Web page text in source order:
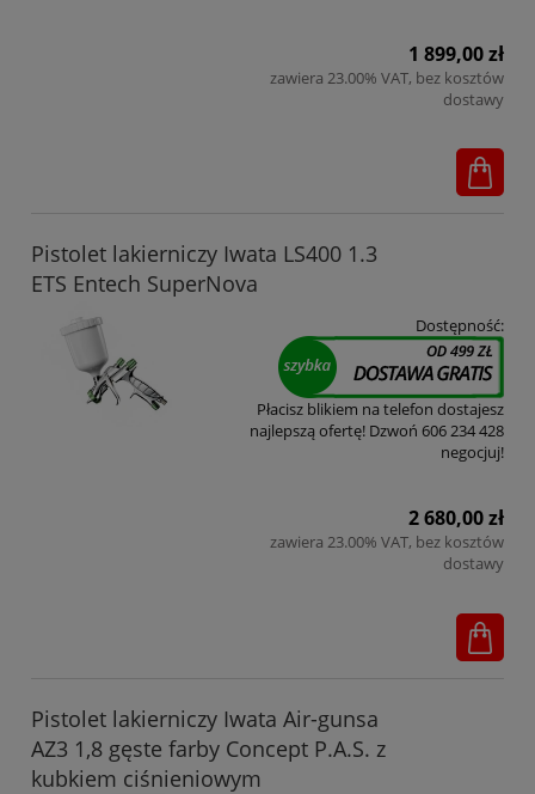
1 899,00 zł
zawiera 23.00% VAT, bez kosztów
dostawy
Pistolet lakierniczy Iwata LS400 1.3
ETS Entech SuperNova
Dostępność:
Płacisz blikiem na telefon dostajesz
najlepszą ofertę! Dzwoń 606 234 428
negocjuj!
2 680,00 zł
zawiera 23.00% VAT, bez kosztów
dostawy
Pistolet lakierniczy Iwata Air-gunsa
AZ3 1,8 gęste farby Concept P.A.S. z
kubkiem ciśnieniowym